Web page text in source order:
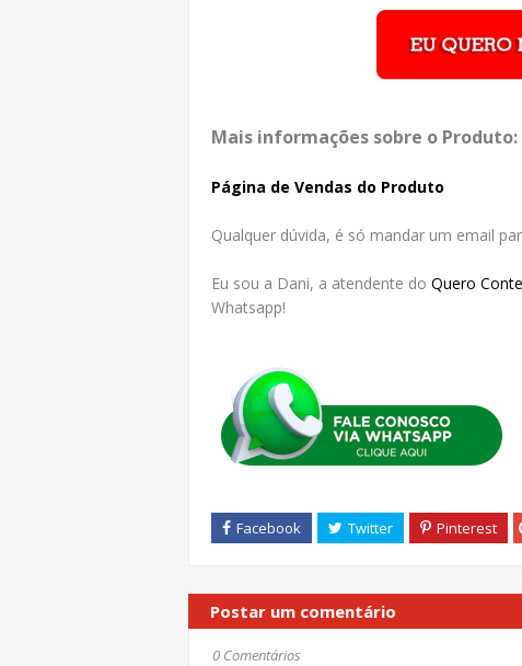
Mais informações sobre o Produto:
Página de Vendas do Produto
Qualquer dúvida, é só mandar um email
Eu sou a Dani, a atendente do Quero
Whatsapp!
Postar um comentário
0 Comentários